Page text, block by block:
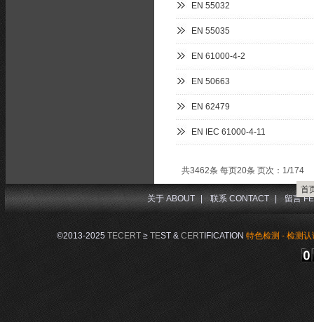
EN 55032
EN 55035
EN 61000-4-2
EN 50663
EN 62479
EN IEC 61000-4-11
共3462条 每页20条 页次：1/174
首
©2013-2025TECERT≥TEST & CERTIFICATION 特色检测 - 检测
关于 ABOUT 联系 CONTACT | 留言